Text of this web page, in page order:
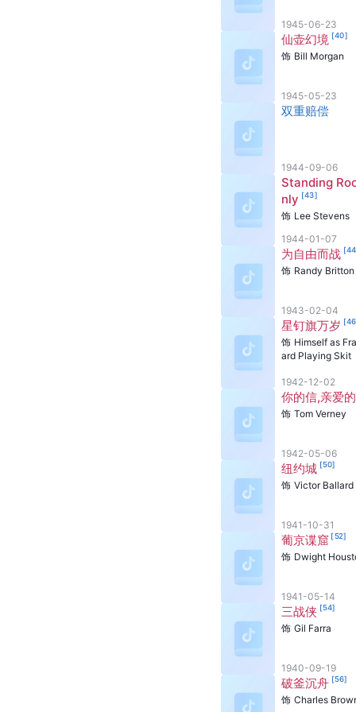
1945-06-23
仙壶幻境 [40]
饰 Bill Morgan
1945-05-23
双重赔偿
1944-09-06
Standing
nly [43]
饰 Lee Stevens
1944-01-07
为自由而战 [44
饰 Randy Britton
1943-02-04
星钉旗万岁 [46
饰 Himself as
ard Playing Skit
1942-12-02
你的信,亲爱的
饰 Tom Verney
1942-05-06
纽约城 [50]
饰 Victor Ballard
1941-10-31
葡京谍窟 [52]
饰 Dwight
1941-05-14
三战侠 [54]
饰 Gil Farra
1940-09-19
破釜沉舟 [56]
饰 Charles